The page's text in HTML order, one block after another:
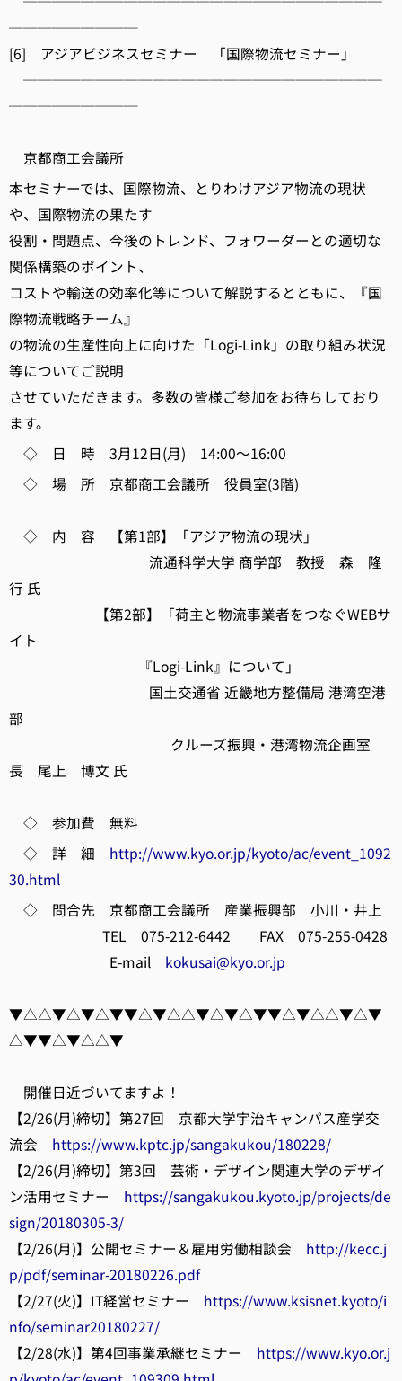
─────────
[6] アジアビジネスセミナー 「国際物流セミナー」
─────────────────────────
─────────
京都商工会議所
本セミナーでは、国際物流、とりわけアジア物流の現状
や、国際物流の果たす
役割・問題点、今後のトレンド、フォワーダーとの適切な
関係構築のポイント、
コストや輸送の効率化等について解説するとともに、『国
際物流戦略チーム』
の物流の生産性向上に向けた「Logi-Link」の取り組み状況
等についてご説明
させていただきます。多数の皆様ご参加をお待ちしており
ます。
◇ 日 時 3月12日(月) 14:00～16:00
◇ 場 所 京都商工会議所 役員室(3階)
◇ 内 容 【第1部】「アジア物流の現状」
流通科学大学 商学部 教授 森 隆
行 氏
【第2部】「荷主と物流事業者をつなぐWEBサ
イト
『Logi-Link』について」
国土交通省 近畿地方整備局 港湾空港
部
クルーズ振興・港湾物流企画室
長 尾上 博文 氏
◇ 参加費 無料
◇ 詳 細 http://www.kyo.or.jp/kyoto/ac/event_1092
30.html
◇ 問合先 京都商工会議所 産業振興部 小川・井上
TEL 075-212-6442 FAX 075-255-0428
E-mail kokusai@kyo.or.jp
▼△△▼△▼△▼▼△▼△△▼△▼△▼▼△▼△△▼△▼
△▼▼△▼△△▼
開催日近づいてますよ！
【2/26(月)締切】第27回 京都大学宇治キャンパス産学交
流会 https://www.kptc.jp/sangakukou/180228/
【2/26(月)締切】第3回 芸術・デザイン関連大学のデザイ
ン活用セミナー https://sangakukou.kyoto.jp/projects/de
sign/20180305-3/
【2/26(月)】公開セミナー＆雇用労働相談会 http://kecc.j
p/pdf/seminar-20180226.pdf
【2/27(火)】IT経営セミナー https://www.ksisnet.kyoto/i
nfo/seminar20180227/
【2/28(水)】第4回事業承継セミナー https://www.kyo.or.j